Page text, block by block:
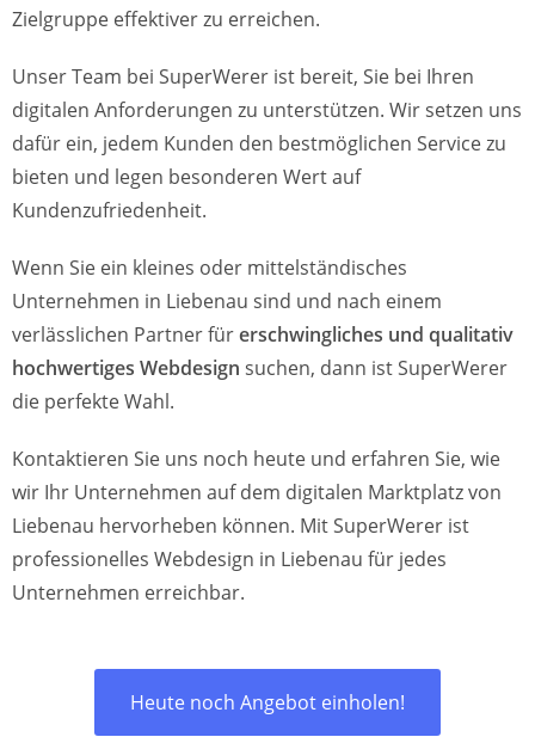
Zielgruppe effektiver zu erreichen.
Unser Team bei SuperWerer ist bereit, Sie bei Ihren
digitalen Anforderungen zu unterstützen. Wir setzen uns
dafür ein, jedem Kunden den bestmöglichen Service zu
bieten und legen besonderen Wert auf
Kundenzufriedenheit.
Wenn Sie ein kleines oder mittelständisches
Unternehmen in Liebenau sind und nach einem
verlässlichen Partner fürerschwingliches und qualitativ
hochwertiges Webdesign suchen, dann ist SuperWerer
die perfekte Wahl.
Kontaktieren Sie uns noch heute und erfahren Sie, wie
wir Ihr Unternehmen auf dem digitalen Marktplatz von
Liebenau hervorheben können. Mit SuperWerer ist
professionelles Webdesign in Liebenau für jedes
Unternehmen erreichbar.
Heute noch Angebot einholen!